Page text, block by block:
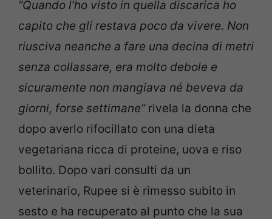
“Quando l’ho visto in quella discarica ho
capito che gli restava poco da vivere. Non
riusciva neanche a fare una decina di metri
senza collassare, era molto debole e
sicuramente non mangiava né beveva da
giorni, forse settimane”rivela la donna che
dopo averlo rifocillato con una dieta
vegetariana ricca di proteine, uova e riso
bollito. Dopo vari consulti da un
veterinario, Rupee si è rimesso subito in
sesto e ha recuperato al punto che la sua